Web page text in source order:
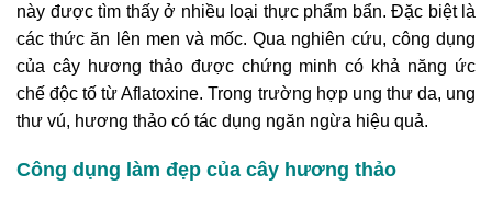
này được tìm thấy ở nhiều loại thực phẩm bẩn. Đặc biệt là
các thức ăn lên men và mốc. Qua nghiên cứu, công dụng
của cây hương thảo được chứng minh có khả năng ức
chế độc tố từ Aflatoxine. Trong trường hợp ung thư da, ung
thư vú, hương thảo có tác dụng ngăn ngừa hiệu quả.
Công dụng làm đẹp của cây hương thảo